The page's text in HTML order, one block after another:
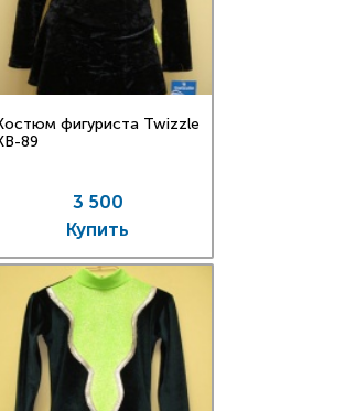
фигуриста Twizzle
89
3 500
Купить